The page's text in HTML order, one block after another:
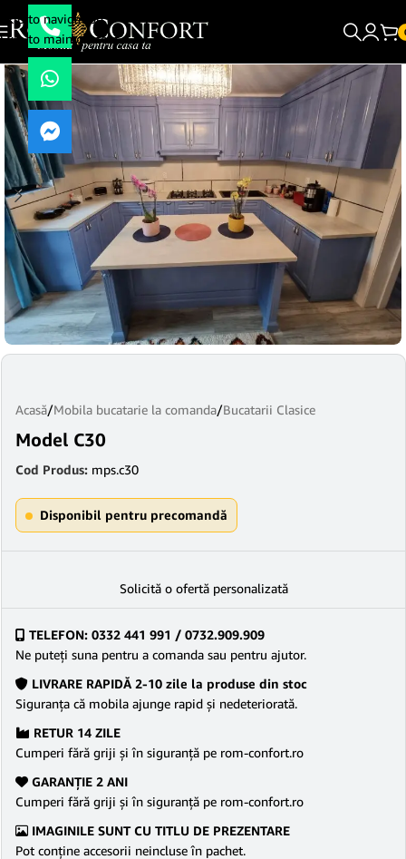
Skip to navigation
Skip to main content
Acasă/Mobila bucatarie la comanda/Bucatarii Clasice
Model C30
Cod Produs: mps.c30
Disponibil pentru precomandă
Solicită o ofertă personalizată
TELEFON: 0332 441 991 / 0732.909.909
Ne puteţi suna pentru a comanda sau pentru ajutor.
LIVRARE RAPIDĂ 2-10 zile la produse din stoc
Siguranţa că mobila ajunge rapid şi nedeteriorată.
RETUR 14 ZILE
Cumperi fără griji şi în siguranţă pe rom-confort.ro
GARANŢIE 2 ANI
Cumperi fără griji şi în siguranţă pe rom-confort.ro
IMAGINILE SUNT CU TITLU DE PREZENTARE
Pot conține accesorii neincluse în pachet.